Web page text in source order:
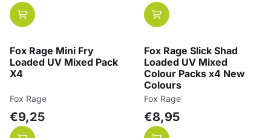
Fox Rage Mini Fry
Loaded UV Mixed Pack
X4
Merk:
Fox Rage
Prijs: 9,25
€9,25
Fox Rage Slick Shad
Loaded UV Mixed
Colour Packs x4 New
Colours
Merk:
Fox Rage
Prijs: 8,95
€8,95